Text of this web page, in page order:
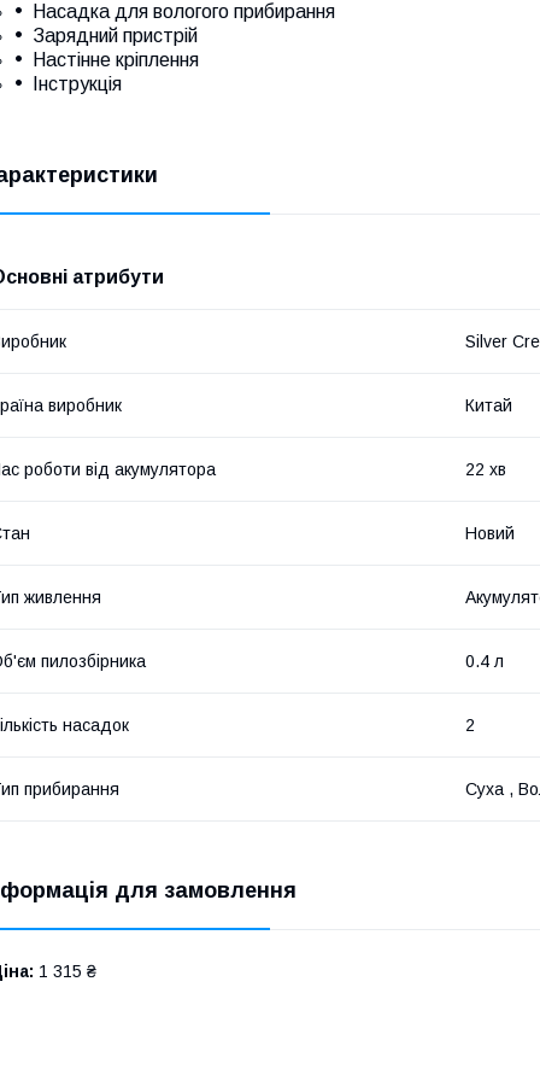
Насадка для вологого прибирання
Зарядний пристрій
Настінне кріплення
Інструкція
атрибути
Silver
виробник Китай
роботи від акумулятора 22 хв
Новий
живлення
пилозбірника 0.4 л
насадок 2
прибирання Суха ,
для замовлення
1 315 ₴